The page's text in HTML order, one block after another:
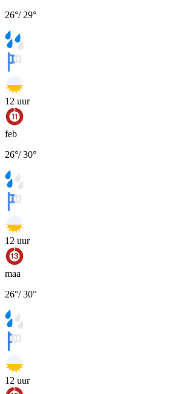
26°/ 29°
12 uur
feb
26°/30°
12 uur
maa
26°/30°
12 uur